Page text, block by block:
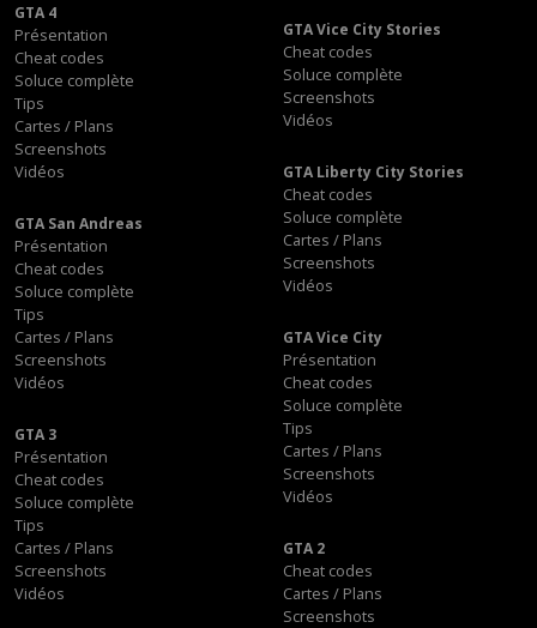
GTA 4
Présentation
Cheat codes
Soluce complète
Tips
Cartes / Plans
Screenshots
Vidéos
GTA Vice City Stories
Cheat codes
Soluce complète
Screenshots
Vidéos
GTA Liberty City Stories
Cheat codes
Soluce complète
Cartes / Plans
Screenshots
Vidéos
GTA San Andreas
Présentation
Cheat codes
Soluce complète
Tips
Cartes / Plans
Screenshots
Vidéos
GTA Vice City
Présentation
Cheat codes
Soluce complète
Tips
Cartes / Plans
Screenshots
Vidéos
GTA 3
Présentation
Cheat codes
Soluce complète
Tips
Cartes / Plans
Screenshots
Vidéos
GTA 2
Cheat codes
Cartes / Plans
Screenshots